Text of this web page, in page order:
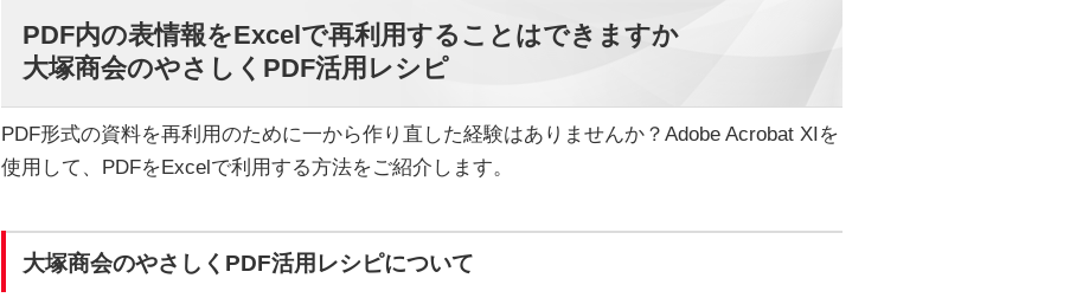
PDF内の表情報をExcelで再利用することはできますか
大塚商会のやさしくPDF活用レシピ
PDF形式の資料を再利用のために一から作り直した経験はありませんか？Adobe Acrobat XIを
使用して、PDFをExcelで利用する方法をご紹介します。
大塚商会のやさしくPDF活用レシピについて